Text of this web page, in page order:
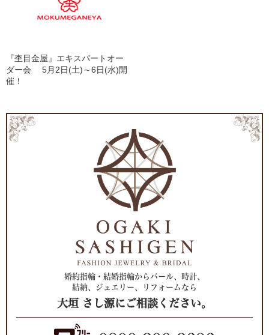
『杢目金屋』エキスパートオー
ダー会 5月2日(土)～6日(水)開
催！
婚約指輪・結婚指輪からパール、時計、
結納、ジュエリー、リフォームなら
大垣 さし源にご相談ください。